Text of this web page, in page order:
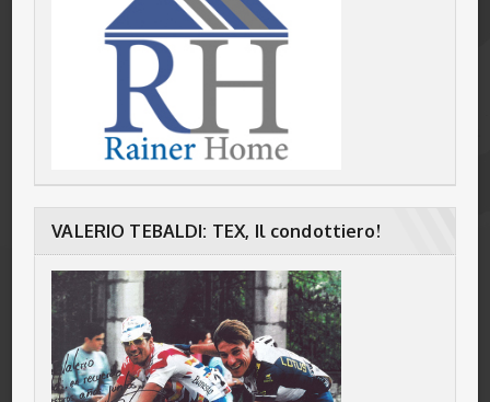
VALERIO TEBALDI: TEX, Il condottiero!